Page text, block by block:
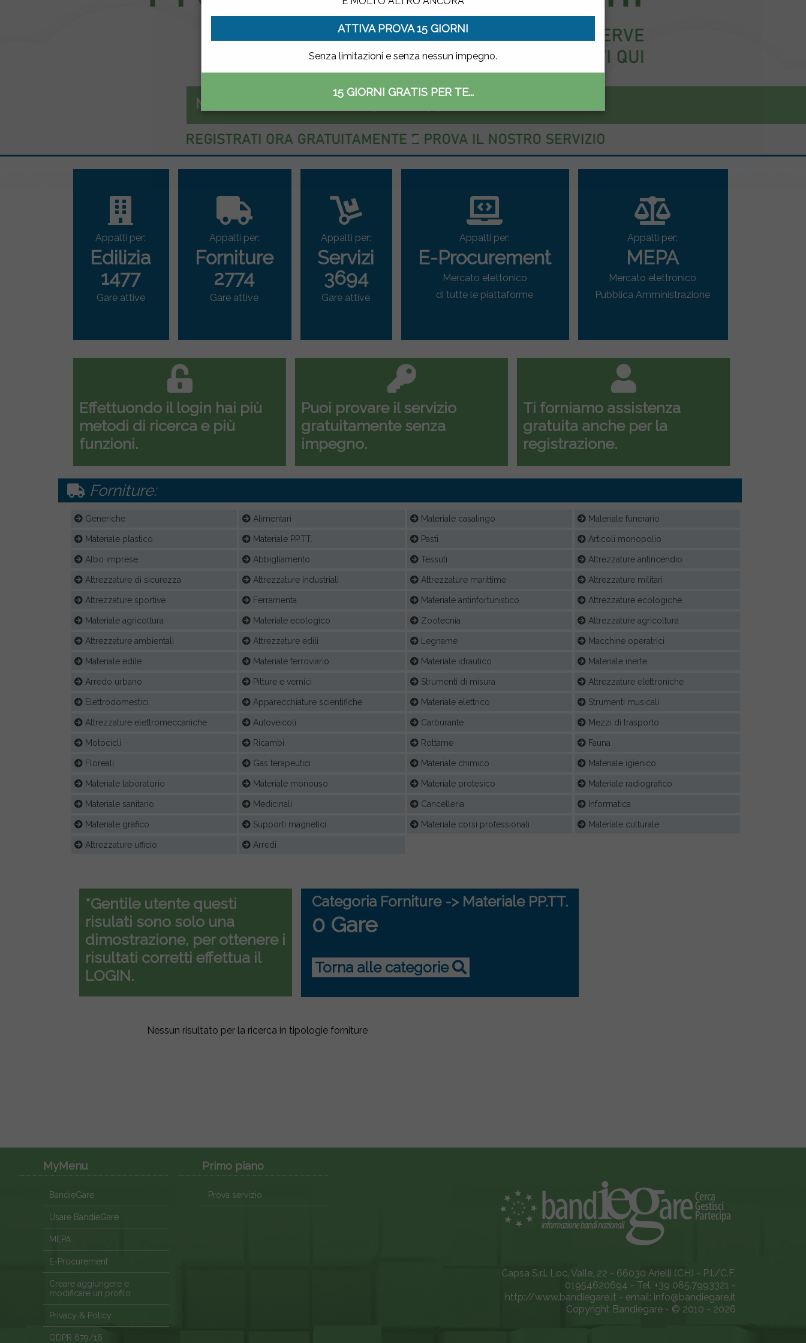
ATTIVA PROVA 15 GIORNI
Senza limitazioni e senza nessun impegno.
15 GIORNI GRATIS PER TE...
Mercato elettronico delle gare di appalto
Appalti per:
Edilizia
1477
Gare attive
Appalti per:
Forniture
2774
Gare attive
Appalti per:
Servizi
3694
Gare attive
Appalti per:
E-Procurement
Mercato elettonico
di tutte le piattaforme
Appalti per:
MEPA
Mercato elettronico
Pubblica Amministrazione
Effettuondo il login hai più
metodi di ricerca e più
funzioni.
Puoi provare il servizio
gratuitamente senza
impegno.
Ti forniamo assistenza
gratuita anche per la
registrazione.
Forniture:
Generiche Alimentari Materiale casalingo Materiale funerario
Materiale plastico Materiale PP.TT. Pasti Articoli monopolio
Albo imprese Abbigliamento Tessuti Attrezzature antincendio
Attrezzature di sicurezza Attrezzature industriali Attrezzature marittime Attrezzature militari
Attrezzature sportive Ferramenta Materiale antinfortunistico Attrezzature ecologiche
Materiale agricoltura Materiale ecologico Zootecnia Attrezzature agricoltura
Attrezzature ambientali Attrezzature edili Legname Macchine operatrici
Materiale edile Materiale ferroviario Materiale idraulico Materiale inerte
Arredo urbano Pitture e vernici Strumenti di misura Attrezzature elettroniche
Elettrodomestici Apparecchiature scientifiche Materiale elettrico Strumenti musicali
Attrezzature elettromeccaniche Autoveicoli Carburante Mezzi di trasporto
Motocicli Ricambi Rottame Fauna
Floreali Gas terapeutici Materiale chimico Materiale igienico
Materiale laboratorio Materiale monouso Materiale protesico Materiale radiografico
Materiale sanitario Medicinali Cancelleria Informatica
Materiale grafico Supporti magnetici Materiale corsi professionali Materiale culturale
Attrezzature ufficio Arredi
*Gentile utente questi
risulati sono solo una
dimostrazione, per ottenere i
risultati corretti effettua il
LOGIN.
Categoria Forniture -> Materiale PP.TT.
0 Gare
Torna alle categorie
Nessun risultato per la ricerca in tipologie forniture
Capsa S.r.l. Loc. Valle, 22 - 66030 Arielli (CH) - P.I./C.F.
01954620694 - Tel. +39 085.7993321 -
http://www.bandiegare.it - email: info@bandiegare.it
Copyright Bandiegare - © 2010 - 2026
MyMenu
BandieGare
Usare BandieGare
MEPA
E-Procurement
Creare aggiungere e
modificare un profilo
Privacy & Policy
GDPR 679/16
Primo piano
Prova servizio